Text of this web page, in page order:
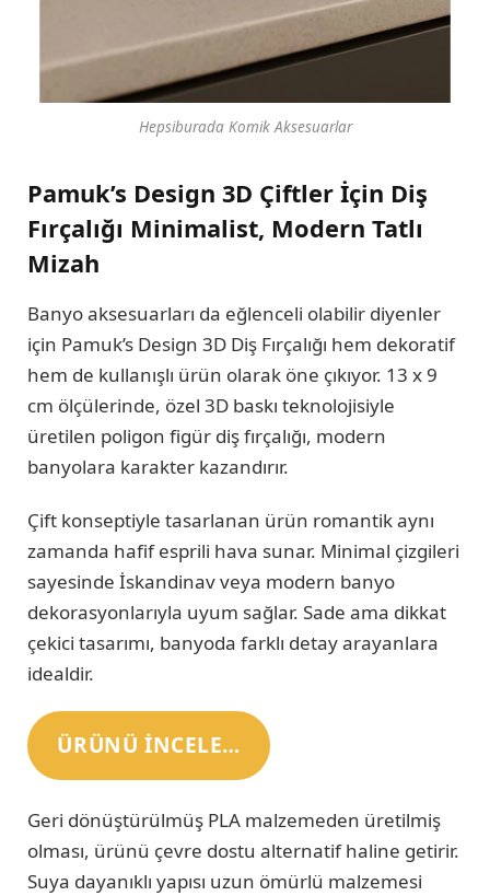
Hepsiburada Komik Aksesuarlar
Pamuk’s Design 3D Çiftler İçin Diş
Fırçalığı Minimalist, Modern Tatlı
Mizah
Banyo aksesuarları da eğlenceli olabilir diyenler
için Pamuk’s Design 3D Diş Fırçalığı hem dekoratif
hem de kullanışlı ürün olarak öne çıkıyor. 13 x 9
cm ölçülerinde, özel 3D baskı teknolojisiyle
üretilen poligon figür diş fırçalığı, modern
banyolara karakter kazandırır.
Çift konseptiyle tasarlanan ürün romantik aynı
zamanda hafif esprili hava sunar. Minimal çizgileri
sayesinde İskandinav veya modern banyo
dekorasyonlarıyla uyum sağlar. Sade ama dikkat
çekici tasarımı, banyoda farklı detay arayanlara
idealdir.
ÜRÜNÜ INCELE…
Geri dönüştürülmüş PLA malzemeden üretilmiş
olması, ürünü çevre dostu alternatif haline getirir.
Suya dayanıklı yapısı uzun ömürlü malzemesi